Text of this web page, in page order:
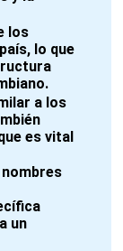
los
lo que
a los
es vital
un